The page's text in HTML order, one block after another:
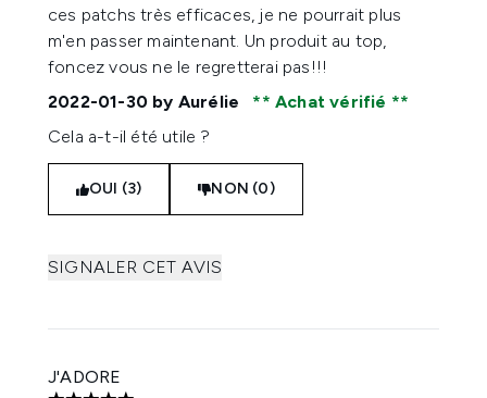
ces patchs très efficaces, je ne pourrait plus
m'en passer maintenant. Un produit au top,
foncez vous ne le regretterai pas!!!
2022-01-30 by Aurélie
Achat vérifié
Cela a-t-il été utile ?
OUI (3) NON (0)
SIGNALER CET AVIS
J'ADORE